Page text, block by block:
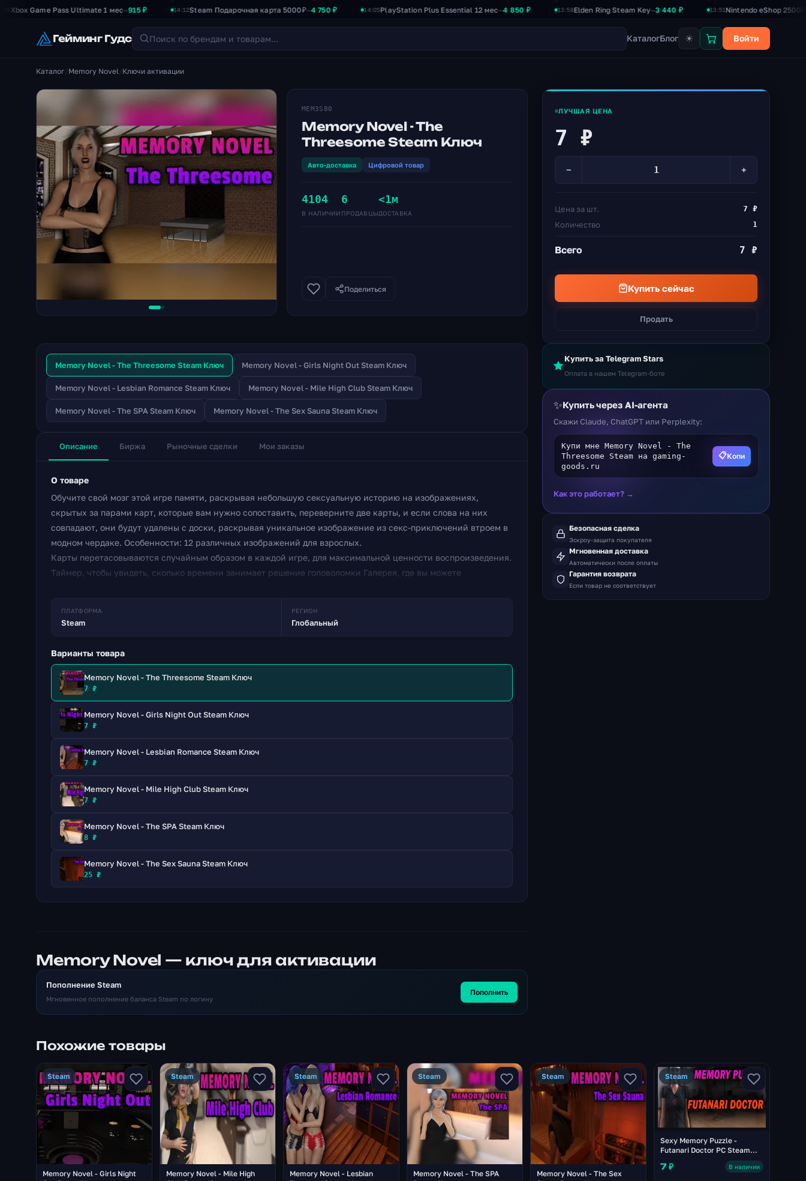
Pass Ultimate 1 мес—915 ₽ 14:12 Steam Подарочная карта 5000₽—4 750 ₽ 14:05 PlayStation Plus Essential 12 мес— 4 850 ₽ 13:58 Elden Ring Steam Key—3 440 ₽ 13:51 Nintendo eShop 2500₽—2 390 ₽
Гейминг Гудс КаталогБлог ☀ Войти
Каталог /Memory Novel/Ключи активации
MEM3S80
Memory Novel - The
Threesome Steam Ключ
Авто-доставка Цифровой товар
4104
В НАЛИЧИИ
6
ПРОДАВЦЫ
<1м
ДОСТАВКА
Поделиться
Memory Novel - The Threesome Steam Ключ Memory Novel - Girls Night Out Steam Ключ
Memory Novel - Lesbian Romance Steam Ключ Memory Novel - Mile High Club Steam Ключ
Memory Novel - The SPA Steam Ключ Memory Novel - The Sex Sauna Steam Ключ
Описание Биржа Рыночные сделки Мои заказы
О товаре
Обучите свой мозг этой игре памяти, раскрывая небольшую сексуальную историю на изображениях,
скрытых за парами карт, которые вам нужно сопоставить, переверните две карты, и если слова на них
совпадают, они будут удалены с доски, раскрывая уникальное изображение из секс-приключений втроем в
модном чердаке. Особенности: 12 различных изображений для взрослых.
Карты перетасовываются случайным образом в каждой игре, для максимальной ценности воспроизведения.
Таймер, чтобы увидеть, сколько времени занимает решение головоломки Галерея, где вы можете
разблокировать различные достижения.
ПЛАТФОРМА
Steam
РЕГИОН
Глобальный
Варианты товара
Memory Novel - The Threesome Steam Ключ
7 ₽
Memory Novel - Girls Night Out Steam Ключ
7 ₽
Memory Novel - Lesbian Romance Steam Ключ
7 ₽
Memory Novel - Mile High Club Steam Ключ
7 ₽
Memory Novel - The SPA Steam Ключ
8 ₽
Memory Novel - The Sex Sauna Steam Ключ
25 ₽
Memory Novel — ключ для активации
Пополнение Steam
Мгновенное пополнение баланса Steam по логину
Пополнить
ЛУЧШАЯ ЦЕНА
7 ₽
− +
Цена за шт. 7 ₽
Количество 1
Всего 7 ₽
Купить сейчас
Продать
Купить за Telegram Stars
Оплата в нашем Telegram-боте
✨Купить через AI-агента
Скажи Claude, ChatGPT или Perplexity:
Купи мне Memory Novel - The
Threesome Steam на gaming-
goods.ru
📋Копи
Как это работает? →
Безопасная сделка
Эскроу-защита покупателя
Мгновенная доставка
Автоматически после оплаты
Гарантия возврата
Если товар не соответствует
Похожие товары
Steam
Memory Novel - Girls Night
Steam
Memory Novel - Mile High
Steam
Memory Novel - Lesbian
Steam
Memory Novel - The SPA
Steam
Memory Novel - The Sex
Steam
Sexy Memory Puzzle -
Futanari Doctor PC Steam
7 ₽ В наличии